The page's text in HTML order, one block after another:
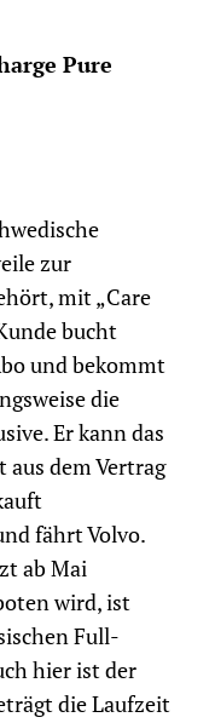
Pure
zur
mit „Care
bucht
und bekommt
die
Er kann das
dem Vertrag
fährt Volvo.
ab Mai
wird, ist
Full-
hier ist der
die Laufzeit